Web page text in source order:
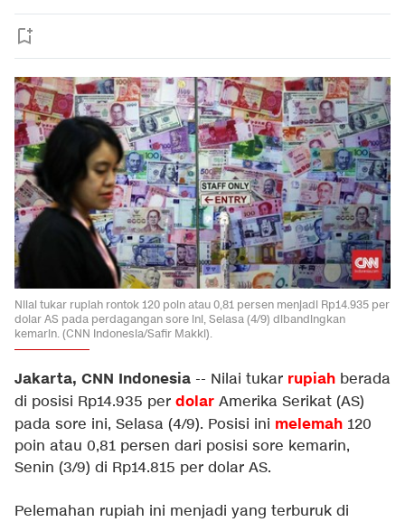
Nilai tukar rupiah rontok 120 poin atau 0,81 persen menjadi Rp14.935 per
dolar AS pada perdagangan sore ini, Selasa (4/9) dibandingkan
kemarin. (CNN Indonesia/Safir Makki).
Jakarta, CNN Indonesia -- Nilai tukar rupiah berada
di posisi Rp14.935 per dolar Amerika Serikat (AS)
pada sore ini, Selasa (4/9). Posisi ini melemah 120
poin atau 0,81 persen dari posisi sore kemarin,
Senin (3/9) di Rp14.815 per dolar AS.
Pelemahan rupiah ini menjadi yang terburuk di